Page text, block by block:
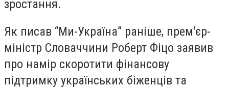
зростання.
Як писав “Ми-Україна” раніше, прем'єр-
міністр Словаччини Роберт Фіцо заявив
про намір скоротити фінансову
підтримку українських біженців та